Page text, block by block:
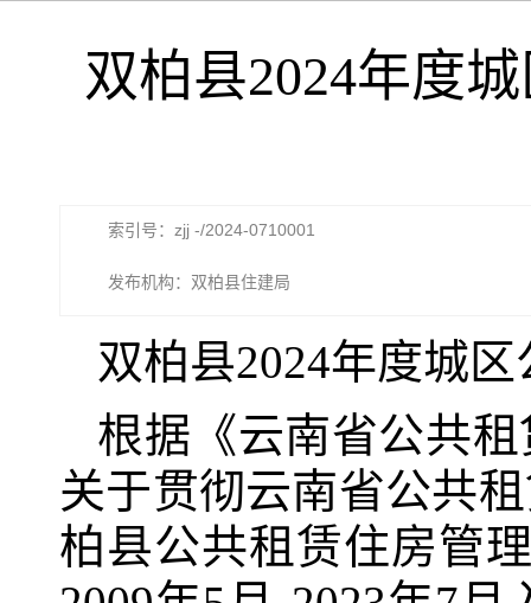
双柏县2024年度
索引号：zjj -/2024-0710001
发布机构：双柏县住建局
双柏县2024年度城区
根据《云南省公共
关于贯彻云南省公共
柏县公共租赁住房管